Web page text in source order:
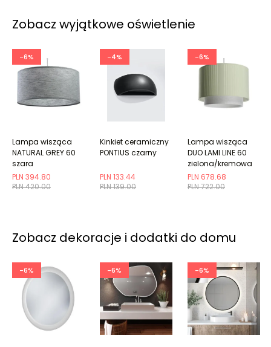
Zobacz wyjątkowe oświetlenie
-6%
PLN 420.00
PLN 394.80
Lampa wisząca
NATURAL GREY 60
szara
-4%
PLN 139.00
PLN 133.44
Kinkiet ceramiczny
PONTIUS czarny
-6%
PLN 722.00
PLN 678.68
Lampa wisząca
DUO LAMI LINE 60
zielona/kremowa
Zobacz dekoracje i dodatki do domu
-6% -6% -6%